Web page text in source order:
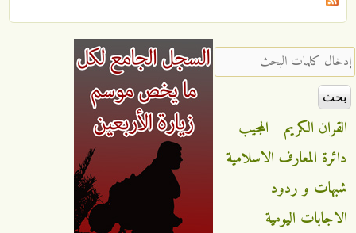
‏إدخال كلمات البحث ‏
القران الكريم
المجيب
دائرة المعارف الاسلامية
شبهات و ردود
الاجابات اليومية